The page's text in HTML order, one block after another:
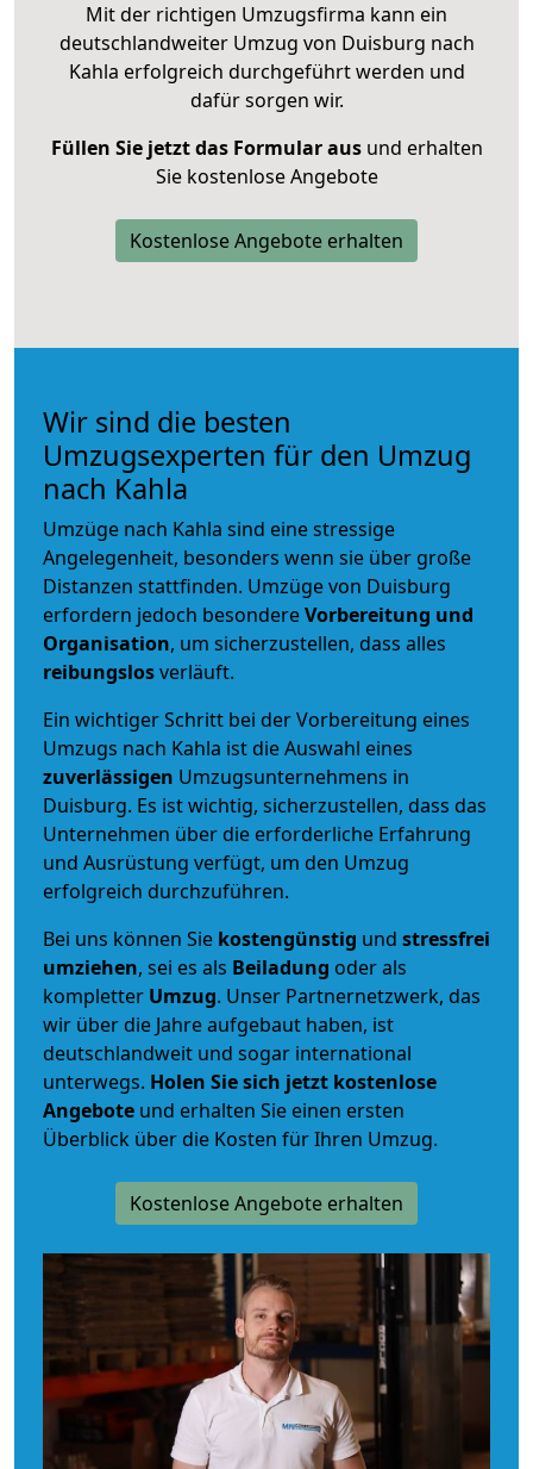
Mit der richtigen Umzugsfirma kann ein
deutschlandweiter Umzug von Duisburg nach
Kahla erfolgreich durchgeführt werden und
dafür sorgen wir.
Füllen Sie jetzt das Formular ausund erhalten
Sie kostenlose Angebote
Kostenlose Angebote erhalten
Wir sind die besten
Umzugsexperten für den Umzug
nach Kahla
Umzüge nach Kahla sind eine stressige
Angelegenheit, besonders wenn sie über große
Distanzen stattfinden. Umzüge von Duisburg
erfordern jedoch besondereVorbereitung und
Organisation, um sicherzustellen, dass alles
reibungslosverläuft.
Ein wichtiger Schritt bei der Vorbereitung eines
Umzugs nach Kahla ist die Auswahl eines
zuverlässigen Umzugsunternehmens in
Duisburg. Es ist wichtig, sicherzustellen, dass das
Unternehmen über die erforderliche Erfahrung
und Ausrüstung verfügt, um den Umzug
erfolgreich durchzuführen.
Bei uns können Sie kostengünstig und stressfrei
umziehen, sei es als Beiladung oder als
kompletter Umzug. Unser Partnernetzwerk, das
wir über die Jahre aufgebaut haben, ist
deutschlandweit und sogar international
unterwegs. Holen Sie sich jetzt kostenlose
Angebote und erhalten Sie einen ersten
Überblick über die Kosten für Ihren Umzug.
Kostenlose Angebote erhalten